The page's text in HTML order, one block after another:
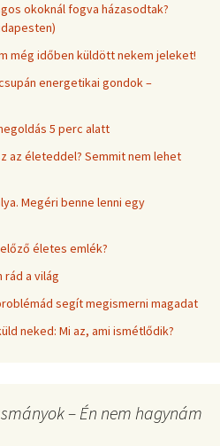
okoknál fogva házasodtak?
még időben küldött nekem jeleket!
energetikai gondok –
5 perc alatt
az életeddel? Semmit nem lehet
Megéri benne lenni egy
életes emlék?
rád a világ
segít megismerni magadat
neked: Mi az, ami ismétlődik?
– Én nem hagynám